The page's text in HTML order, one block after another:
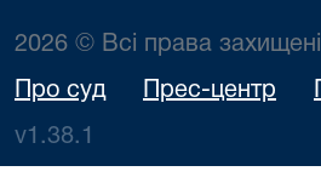
2026 © Всі права захищені
Про суд Прес-центр
v1.38.1